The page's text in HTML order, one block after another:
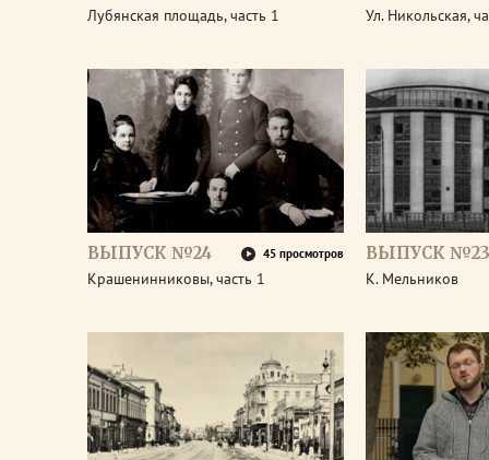
Лубянская площадь, часть 1 Ул. Никольская,
ВЫПУСК №24 45 просмотров
Крашенинниковы, часть 1
ВЫПУСК №23
К. Мельников